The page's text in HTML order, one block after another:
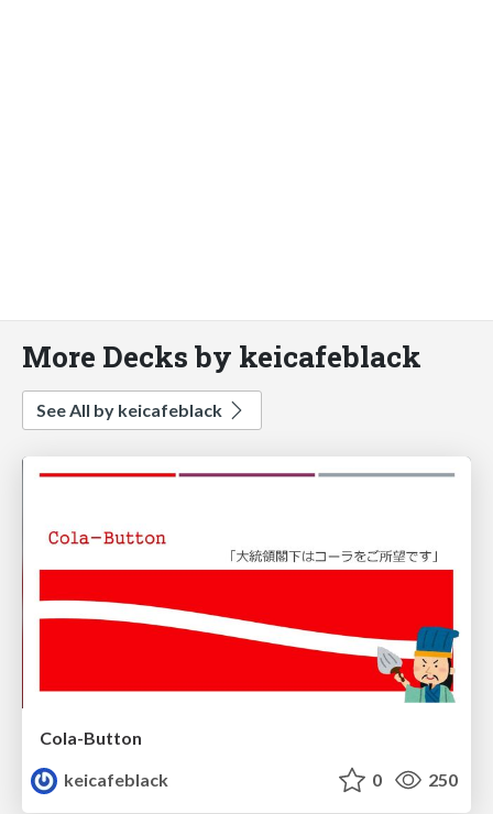
More Decks by keicafeblack
See All by keicafeblack
Cola-Button
keicafeblack
0 250